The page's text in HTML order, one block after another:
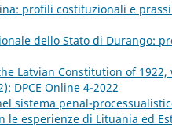
profili costituzionali e
dello Stato di Durango:
Latvian Constitution of
DPCE Online 4-2022
sistema penal-
le esperienze di Lituania ed